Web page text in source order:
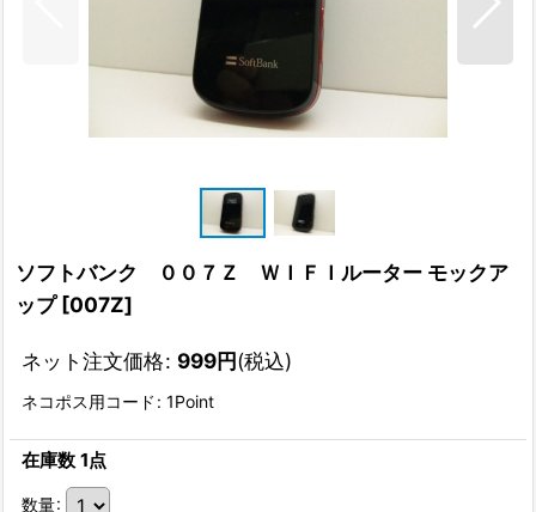
ソフトバンク ００７Ｚ ＷＩＦＩルーター モックア
ップ [007Z]
ネット注文価格: 999円(税込)
ネコポス用コード : 1Point
在庫数 1点
数量: